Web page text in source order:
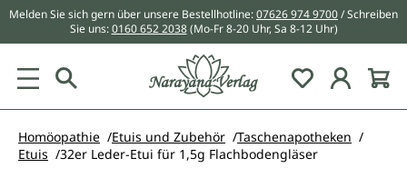
springen
Melden Sie sich gern über unsere Bestellhotline:07626 974 9700/ Schreiben
Sie uns:0160 652 2038 (Mo-Fr 8-20 Uhr, Sa 8-12 Uhr)
Du hast 0
Homöopathie Etuis und Zubehör
Taschenapotheken
Etuis
32er Leder-Etui für 1,5g Flachbodengläser